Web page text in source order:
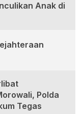
Anak di
Polda
Tegas